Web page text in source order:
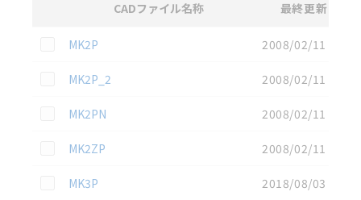
CADファイル名称 最終更新
この資料を選択
MK2P
2008/02/11
この資料を選択
MK2P_2
2008/02/11
この資料を選択
MK2PN
2008/02/11
この資料を選択
MK2ZP
2008/02/11
この資料を選択
MK3P
2018/08/03